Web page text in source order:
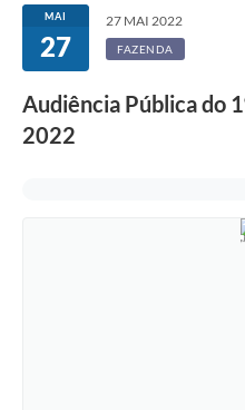
Turismo
Transparência
1DOC
Legislação
MAI
27
27 MAI 2022
FAZENDA
Audiência Pública do
2022